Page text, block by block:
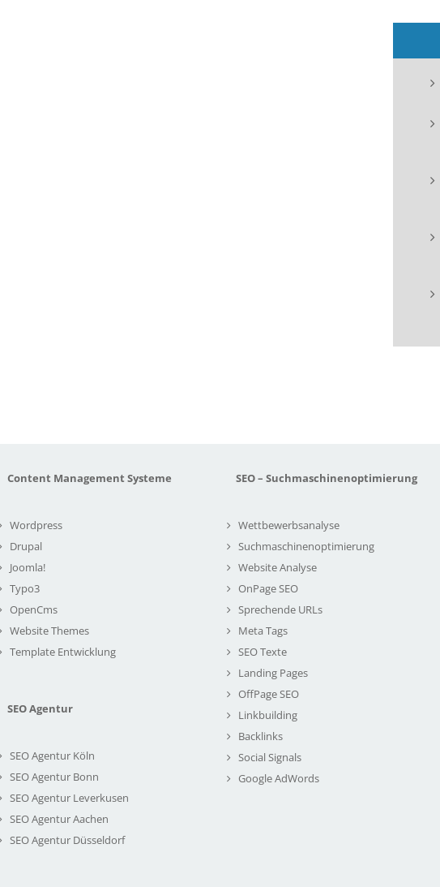
Content Management Systeme
Wordpress
Drupal
Joomla!
Typo3
OpenCms
Website Themes
Template Entwicklung
SEO Agentur
SEO Agentur Köln
SEO Agentur Bonn
SEO Agentur Leverkusen
SEO Agentur Aachen
SEO Agentur Düsseldorf
SEO – Suchmaschinenoptimierung
Wettbewerbsanalyse
Suchmaschinenoptimierung
Website Analyse
OnPage SEO
Sprechende URLs
Meta Tags
SEO Texte
Landing Pages
OffPage SEO
Linkbuilding
Backlinks
Social Signals
Google AdWords